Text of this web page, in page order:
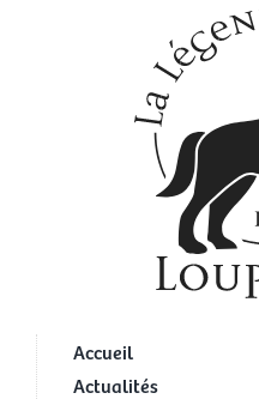
Accueil
Actualités